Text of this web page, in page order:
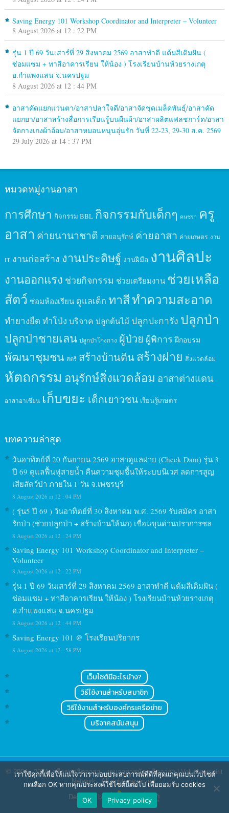
Saving Energy 101 Workshop Coordinator and Interpreter – Volunteer
8 August 2026 at 12 : 22 PM
รุ่น 1 ปี 69 วันเสาร์ที่ 29 สิงหาคม 2569 อาสาทำดี แต้มสีเติมฝัน (
ซ่อมแซม + ทาสีอาคารเรียน ให้น้อง ) โรงเรียนบ้านห้วยรางเกตุ
อ.กำแพงแสน จ.นครปฐม
8 August 2026 at 12 : 44 PM
อาสาคัดแยกแว่นตา/อาสาปลาใจดี/อาสาจัดชุดเมล็ดพันธุ์/อาสาคัด
แยกยา/อาสาสร้างสื่อการเรียนรู้บนผืนผ้า/อาสาผลิตแฟลชการ์ด/อาสา
จัดกางเกงผ้าอ้อม/อาสาหมอนหนุนอุ่นรัก วันที่ 22-23, 29-30 ส.ค. 2569
29 July 2026 at 14 : 37 PM
หมวดหมู่งานอาสา
การศึกษา กิจกรรม BBL กิจกรรมกับเด็กๆ คนชรา ครู
อาสา ค่ายนานาชาติ ค่ายอนุรักษ์ ค่ายอาสา ค่ายเกษตร งาน
IT งานก่อสร้าง งานประดิษฐ์ งานฝีมือ งานศิลปะ
งานออกแรง ช่วยกิจกรรม ช่วยเตรียมงาน ช่วยเหลือ
สัตว์ ซ่อมห้องเรียน ดูแลเด็ก ทาสีทำความสะอาด
ทำยางยืด ทำโป่ง บริจาค ปลูกต้นไม้ ปลูกปะการัง ปลูกป่า
ปลูกป่าชายเลน ปลูกป่าโกงกาง ผู้ป่วย ผู้พิการ ฝึกอบรม
พัฒนาชุมชน สตรี สร้างบ้านดินสร้างฝาย สิ่งแวดล้อม
หัตถกรรม อนุรักษ์สิ่งแวดล้อม อาสาต่างแดน
อาสาอาเซียน เก็บขยะ เด็กเยาวชน เรียนรู้เกษตร
บทความล่าสุด
วันอาทิตย์ที่ 20 กันยายน 2569 อาสาดูแลฝาย (Check Dam) รุ่น 3
ปี 69 ดูแลฟื้นฟูสายน้ำ คืนความชุมชื้นให้ระบบนิเวศ ลดการสูญ
เสียสัตว์ป่า ภายใน 1 วัน จ.เพชรบุรี
8 August 2026 at 12 : 04 PM
( รุ่น5 ปี 69 ) วันอาทิตย์ที่ 30 สิงหาคม พ.ศ. 2569 รับสมัคร อาสา
รักป่า (ช่วยปลูกป่า + สร้างบ้านให้นก) เขื่อนขุนด่านปราการชล
8 August 2026 at 12 : 24 PM
Saving Energy 101 Workshop Coordinator and Interpreter –
Volunteer
8 August 2026 at 12 : 22 PM
รุ่น 1 ปี 69 วันเสาร์ที่ 29 สิงหาคม 2569 อาสาทำดี แต้มสีเติมฝัน (
ซ่อมแซม + ทาสีอาคารเรียน ให้น้อง ) โรงเรียนบ้านห้วยรางเกตุ
อ.กำแพงแสน จ.นครปฐม
8 August 2026 at 12 : 44 PM
Saving Energy 101 @ โรงเรียนปริยากร
8 August 2026 at 12 : 58 PM
เว็บไซต์มีอะไรบ้าง?
วิธีใช้งานสำหรับสมาชิก
วิธีใช้งานสำหรับองค์กรเครือข่าย
บริจาคสนับสนุน
© 2004 - 2024เครือข่ายจิตอาสา : งานอาสาสมัคร จิตอาสา | Volunteerspirit
Network. All rights reserved.
Designed by
เราใช้คุกกี้เพื่อให้แน่ใจว่าเรามอบประสบการณ์ที่ดีที่สุดแก่คุณบนเว็บไซต์
กดเลือก OK หากคุณประสงค์ใช้ไซต์นี้ต่อไป เพื่อยอมรับ cookies
OK
Privacy policy